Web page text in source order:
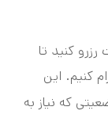
کنید تا
کنیم. این
که نیاز به